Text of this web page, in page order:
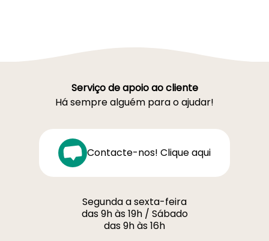
Serviço de apoio ao cliente
Há sempre alguém para o ajudar!
Contacte-nos! Clique aqui
Segunda a sexta-feira
das 9h às 19h / Sábado
das 9h às 16h